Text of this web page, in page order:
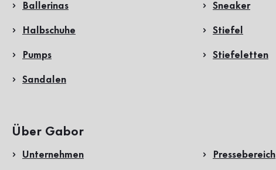
Ballerinas
Halbschuhe
Pumps
Sandalen
Sneaker
Stiefel
Stiefeletten
Über Gabor
Unternehmen Pressebereich